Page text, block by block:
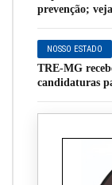
prevenção;
NOSSO ESTADO
TRE-MG
candidaturas